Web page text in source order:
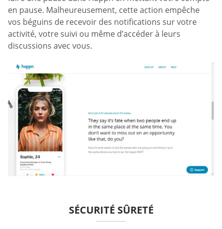
en pause. Malheureusement, cette action empêche
vos béguins de recevoir des notifications sur votre
activité, votre suivi ou même d’accéder à leurs
discussions avec vous.
SÉCURITÉ SÛRETÉ